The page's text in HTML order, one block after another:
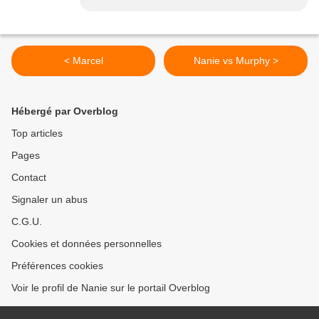
< Marcel Nanie vs Murphy >
Hébergé par Overblog
Top articles
Pages
Contact
Signaler un abus
C.G.U.
Cookies et données personnelles
Préférences cookies
Voir le profil de Nanie sur le portail Overblog